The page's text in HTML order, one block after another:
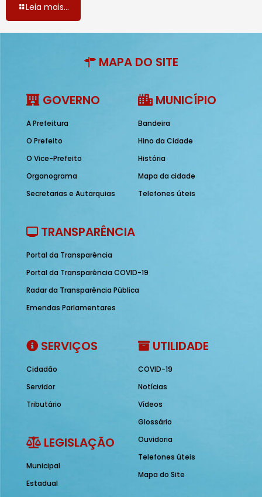
Leia mais...
MAPA DO SITE
GOVERNO
A Prefeitura
O Prefeito
O Vice-Prefeito
Organograma
Secretarias e Autarquias
MUNICÍPIO
Bandeira
Hino da Cidade
História
Mapa da cidade
Telefones úteis
TRANSPARÊNCIA
Portal da Transparência
Portal da Transparência COVID-19
Radar da Transparência Pública
Emendas Parlamentares
SERVIÇOS
Cidadão
Servidor
Tributário
LEGISLAÇÃO
Municipal
Estadual
UTILIDADE
COVID-19
Notícias
Vídeos
Glossário
Ouvidoria
Telefones úteis
Mapa do Site